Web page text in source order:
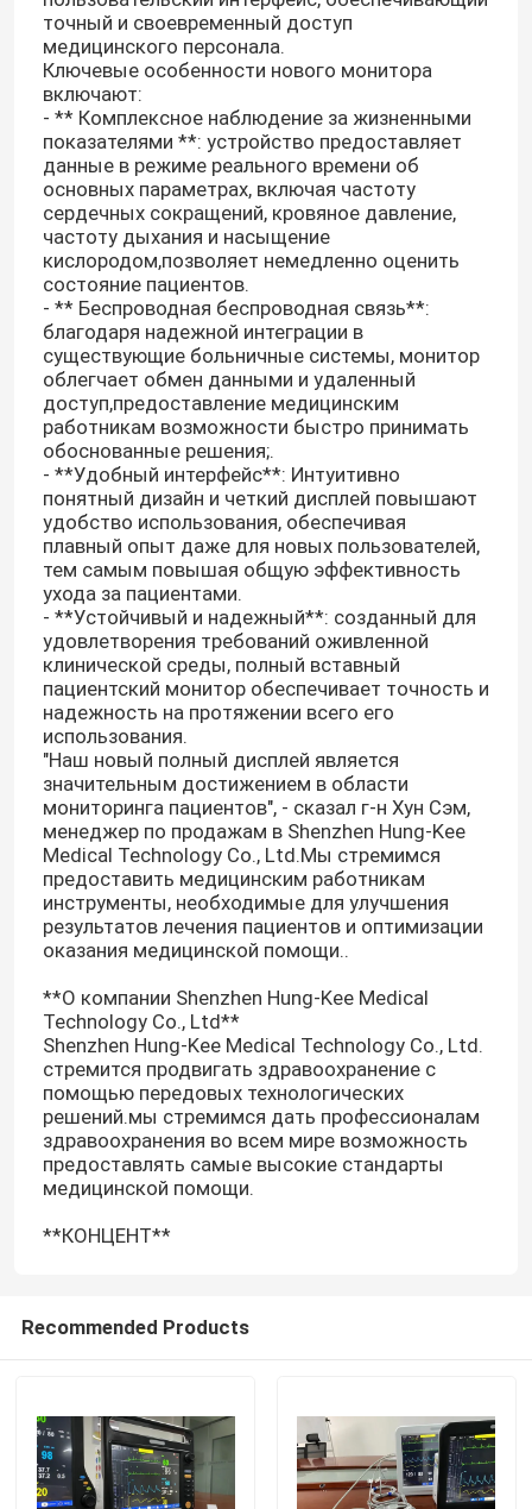
Продукты
Видео
точный и своевременный доступ
медицинского персонала.
Ключевые особенности нового монитора
включают:
- ** Комплексное наблюдение за жизненными
показателями **: устройство предоставляет
данные в режиме реального времени об
основных параметрах, включая частоту
сердечных сокращений, кровяное давление,
частоту дыхания и насыщение
кислородом,позволяет немедленно оценить
состояние пациентов.
- ** Беспроводная беспроводная связь**:
благодаря надежной интеграции в
существующие больничные системы, монитор
облегчает обмен данными и удаленный
доступ,предоставление медицинским
работникам возможности быстро принимать
обоснованные решения;.
- **Удобный интерфейс**: Интуитивно
понятный дизайн и четкий дисплей повышают
удобство использования, обеспечивая
плавный опыт даже для новых пользователей,
тем самым повышая общую эффективность
ухода за пациентами.
- **Устойчивый и надежный**: созданный для
удовлетворения требований оживленной
клинической среды, полный вставный
пациентский монитор обеспечивает точность и
надежность на протяжении всего его
использования.
"Наш новый полный дисплей является
значительным достижением в области
мониторинга пациентов", - сказал г-н Хун Сэм,
менеджер по продажам в Shenzhen Hung-Kee
Medical Technology Co., Ltd.Мы стремимся
предоставить медицинским работникам
инструменты, необходимые для улучшения
результатов лечения пациентов и оптимизации
оказания медицинской помощи..
**О компании Shenzhen Hung-Kee Medical
Technology Co., Ltd**
Shenzhen Hung-Kee Medical Technology Co., Ltd.
стремится продвигать здравоохранение с
помощью передовых технологических
решений.мы стремимся дать профессионалам
здравоохранения во всем мире возможность
предоставлять самые высокие стандарты
медицинской помощи.
**КОНЦЕНТ**
Recommended Products